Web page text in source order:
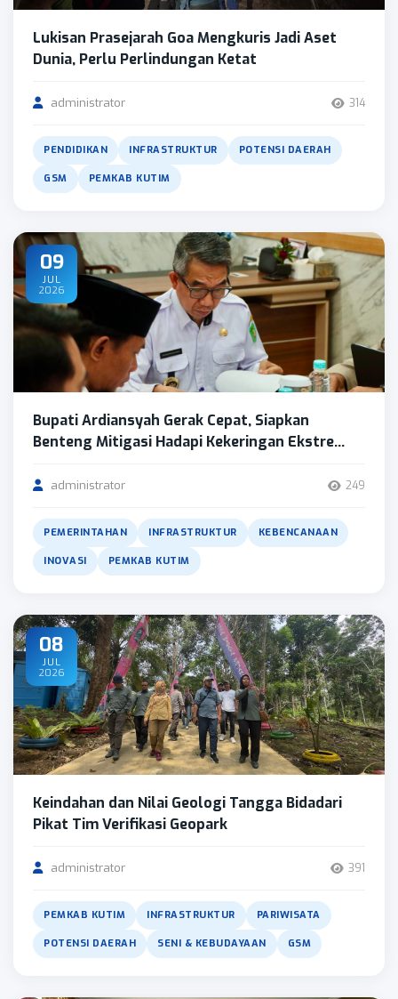
Lukisan Prasejarah Goa Mengkuris Jadi Aset
Dunia, Perlu Perlindungan Ketat
administrator 314
PENDIDIKAN INFRASTRUKTUR POTENSI DAERAH
GSM PEMKAB KUTIM
09
JUL
2026
Bupati Ardiansyah Gerak Cepat, Siapkan
Benteng Mitigasi Hadapi Kekeringan Ekstre...
administrator 249
PEMERINTAHAN INFRASTRUKTUR KEBENCANAAN
INOVASI PEMKAB KUTIM
08
JUL
2026
Keindahan dan Nilai Geologi Tangga Bidadari
Pikat Tim Verifikasi Geopark
administrator 391
PEMKAB KUTIM INFRASTRUKTUR PARIWISATA
POTENSI DAERAH SENI & KEBUDAYAAN GSM